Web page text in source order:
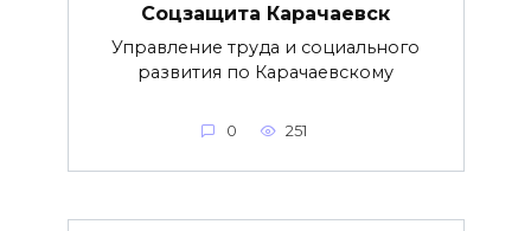
Соцзащита Карачаевск
Управление труда и социального
развития по Карачаевскому
0 251